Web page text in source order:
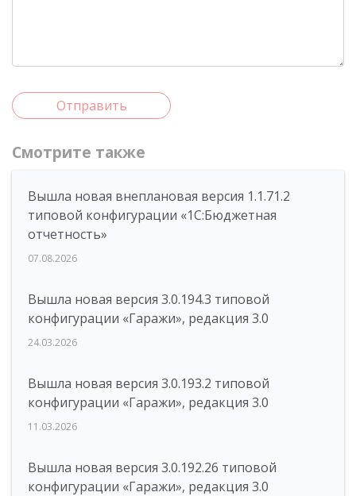
Отправить
Смотрите также
Вышла новая внеплановая версия 1.1.71.2
типовой конфигурации «1C:Бюджетная
отчетность»
07.08.2026
Вышла новая версия 3.0.194.3 типовой
конфигурации «Гаражи», редакция 3.0
24.03.2026
Вышла новая версия 3.0.193.2 типовой
конфигурации «Гаражи», редакция 3.0
11.03.2026
Вышла новая версия 3.0.192.26 типовой
конфигурации «Гаражи», редакция 3.0